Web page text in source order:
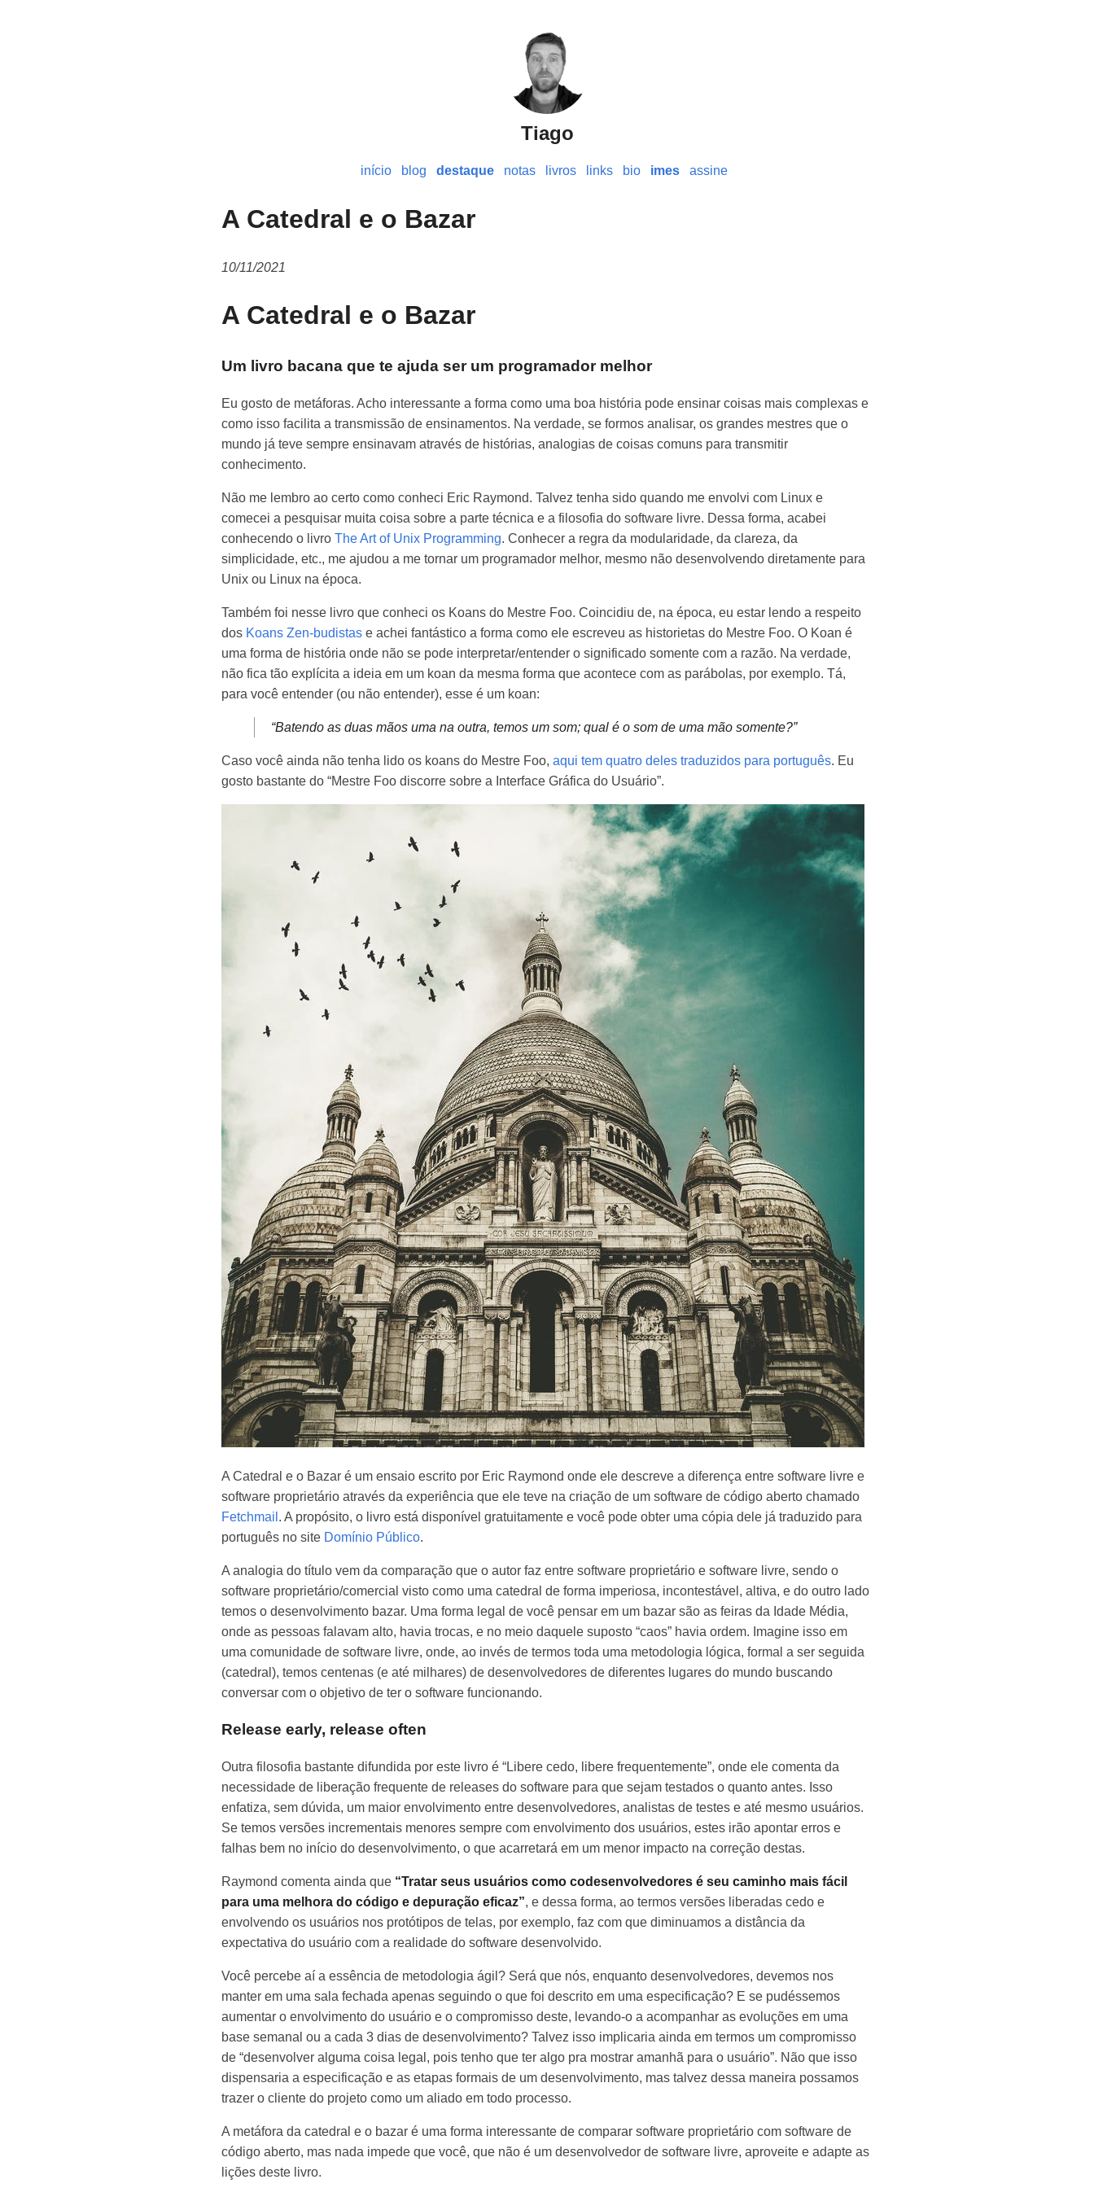
Tiago
início blog destaque notas livros links bio imes assine
A Catedral e o Bazar
10/11/2021
A Catedral e o Bazar
Um livro bacana que te ajuda ser um programador melhor
Eu gosto de metáforas. Acho interessante a forma como uma boa história pode ensinar coisas mais complexas e
como isso facilita a transmissão de ensinamentos. Na verdade, se formos analisar, os grandes mestres que o
mundo já teve sempre ensinavam através de histórias, analogias de coisas comuns para transmitir
conhecimento.
Não me lembro ao certo como conheci Eric Raymond. Talvez tenha sido quando me envolvi com Linux e
comecei a pesquisar muita coisa sobre a parte técnica e a filosofia do software livre. Dessa forma, acabei
conhecendo o livro The Art of Unix Programming. Conhecer a regra da modularidade, da clareza, da
simplicidade, etc., me ajudou a me tornar um programador melhor, mesmo não desenvolvendo diretamente para
Unix ou Linux na época.
Também foi nesse livro que conheci os Koans do Mestre Foo. Coincidiu de, na época, eu estar lendo a respeito
dos Koans Zen-budistas e achei fantástico a forma como ele escreveu as historietas do Mestre Foo. O Koan é
uma forma de história onde não se pode interpretar/entender o significado somente com a razão. Na verdade,
não fica tão explícita a ideia em um koan da mesma forma que acontece com as parábolas, por exemplo. Tá,
para você entender (ou não entender), esse é um koan:
“Batendo as duas mãos uma na outra, temos um som; qual é o som de uma mão somente?”
Caso você ainda não tenha lido os koans do Mestre Foo, aqui tem quatro deles traduzidos para português. Eu
gosto bastante do “Mestre Foo discorre sobre a Interface Gráfica do Usuário”.
A Catedral e o Bazar é um ensaio escrito por Eric Raymond onde ele descreve a diferença entre software livre e
software proprietário através da experiência que ele teve na criação de um software de código aberto chamado
Fetchmail . A propósito, o livro está disponível gratuitamente e você pode obter uma cópia dele já traduzido para
português no site Domínio Público.
A analogia do título vem da comparação que o autor faz entre software proprietário e software livre, sendo o
software proprietário/comercial visto como uma catedral de forma imperiosa, incontestável, altiva, e do outro lado
temos o desenvolvimento bazar. Uma forma legal de você pensar em um bazar são as feiras da Idade Média,
onde as pessoas falavam alto, havia trocas, e no meio daquele suposto “caos” havia ordem. Imagine isso em
uma comunidade de software livre, onde, ao invés de termos toda uma metodologia lógica, formal a ser seguida
(catedral), temos centenas (e até milhares) de desenvolvedores de diferentes lugares do mundo buscando
conversar com o objetivo de ter o software funcionando.
Release early, release often
Outra filosofia bastante difundida por este livro é “Libere cedo, libere frequentemente”, onde ele comenta da
necessidade de liberação frequente de releases do software para que sejam testados o quanto antes. Isso
enfatiza, sem dúvida, um maior envolvimento entre desenvolvedores, analistas de testes e até mesmo usuários.
Se temos versões incrementais menores sempre com envolvimento dos usuários, estes irão apontar erros e
falhas bem no início do desenvolvimento, o que acarretará em um menor impacto na correção destas.
Raymond comenta ainda que “Tratar seus usuários como codesenvolvedores é seu caminho mais fácil
para uma melhora do código e depuração eficaz”, e dessa forma, ao termos versões liberadas cedo e
envolvendo os usuários nos protótipos de telas, por exemplo, faz com que diminuamos a distância da
expectativa do usuário com a realidade do software desenvolvido.
Você percebe aí a essência de metodologia ágil? Será que nós, enquanto desenvolvedores, devemos nos
manter em uma sala fechada apenas seguindo o que foi descrito em uma especificação? E se pudéssemos
aumentar o envolvimento do usuário e o compromisso deste, levando-o a acompanhar as evoluções em uma
base semanal ou a cada 3 dias de desenvolvimento? Talvez isso implicaria ainda em termos um compromisso
de “desenvolver alguma coisa legal, pois tenho que ter algo pra mostrar amanhã para o usuário”. Não que isso
dispensaria a especificação e as etapas formais de um desenvolvimento, mas talvez dessa maneira possamos
trazer o cliente do projeto como um aliado em todo processo.
A metáfora da catedral e o bazar é uma forma interessante de comparar software proprietário com software de
código aberto, mas nada impede que você, que não é um desenvolvedor de software livre, aproveite e adapte as
lições deste livro.